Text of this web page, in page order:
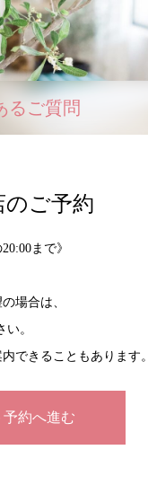
るご質問
のご予約
まで》
場合は、
。
できることもあります。
予約へ進む